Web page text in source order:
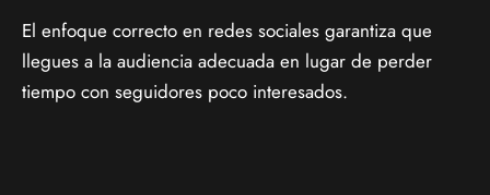
El enfoque correcto en redes sociales garantiza que
llegues a la audiencia adecuada en lugar de perder
tiempo con seguidores poco interesados.